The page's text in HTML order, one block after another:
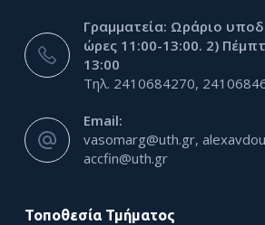
Γραμματεία: Ωράριο
ώρες 11:00-13:00. 2)
13:00
Τηλ. 2410684270,
Email:
vasomarg@uth.gr,
accfin@uth.gr
Τοποθεσία Τμήματος